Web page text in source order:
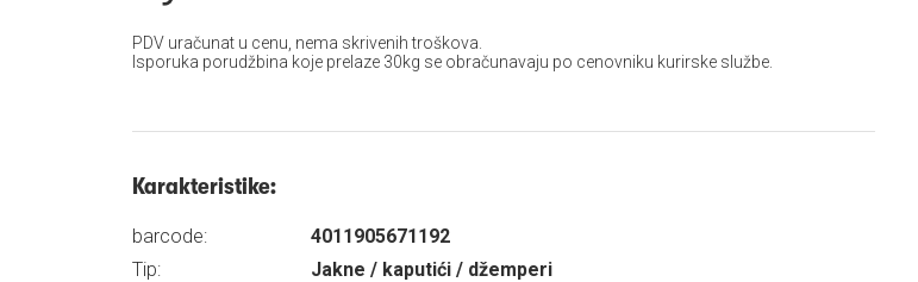
PDV uračunat u cenu, nema skrivenih troškova.
Isporuka porudžbina koje prelaze 30kg se obračunavaju po cenovniku kurirske službe.
Karakteristike:
barcode:
4011905671192
Tip:
Jakne / kaputići / džemperi